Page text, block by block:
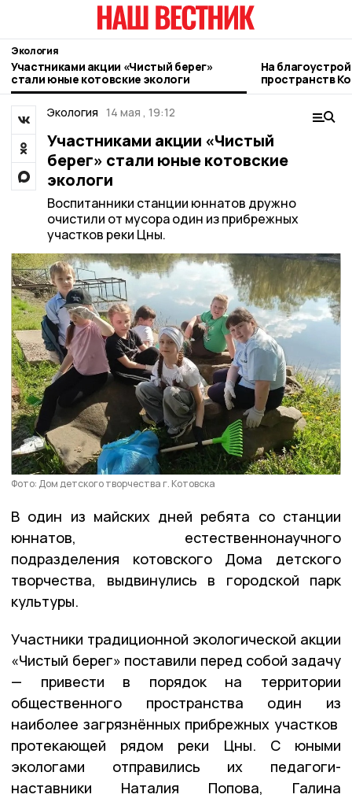
Экология
Участниками акции «Чистый берег»
стали юные котовские экологи
На
пространств
подростковый
Экология 14 мая , 19:12
Участниками акции «Чистый
берег» стали юные котовские
экологи
Воспитанники станции юннатов дружно
очистили от мусора один из прибрежных
участков реки Цны.
Фото: Дом детского творчества г. Котовска
В один из майских дней ребята со станции
юннатов, естественнонаучного
подразделения котовского Дома детского
творчества, выдвинулись в городской парк
культуры.
Участники традиционной экологической акции
«Чистый берег» поставили перед собой задачу
— привести в порядок на территории
общественного пространства один из
наиболее загрязнённых прибрежных участков
протекающей рядом реки Цны. С юными
экологами отправились их педагоги-
наставники Наталия Попова, Галина